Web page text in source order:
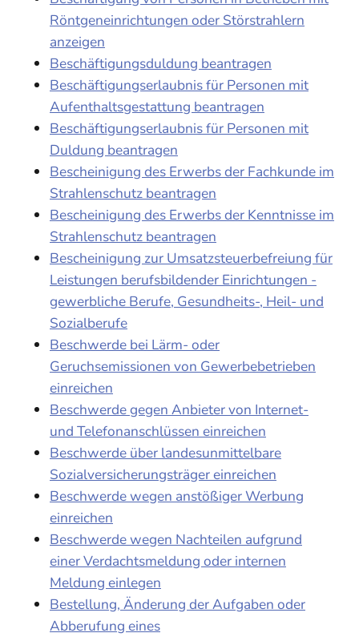
Röntgeneinrichtungen oder Störstrahlern
anzeigen
Beschäftigungsduldung beantragen
Beschäftigungserlaubnis für Personen mit
Aufenthaltsgestattung beantragen
Beschäftigungserlaubnis für Personen mit
Duldung beantragen
Bescheinigung des Erwerbs der Fachkunde im
Strahlenschutz beantragen
Bescheinigung des Erwerbs der Kenntnisse im
Strahlenschutz beantragen
Bescheinigung zur Umsatzsteuerbefreiung für
Leistungen berufsbildender Einrichtungen -
gewerbliche Berufe, Gesundheits-, Heil- und
Sozialberufe
Beschwerde bei Lärm- oder
Geruchsemissionen von Gewerbebetrieben
einreichen
Beschwerde gegen Anbieter von Internet-
und Telefonanschlüssen einreichen
Beschwerde über landesunmittelbare
Sozialversicherungsträger einreichen
Beschwerde wegen anstößiger Werbung
einreichen
Beschwerde wegen Nachteilen aufgrund
einer Verdachtsmeldung oder internen
Meldung einlegen
Bestellung, Änderung der Aufgaben oder
Abberufung eines